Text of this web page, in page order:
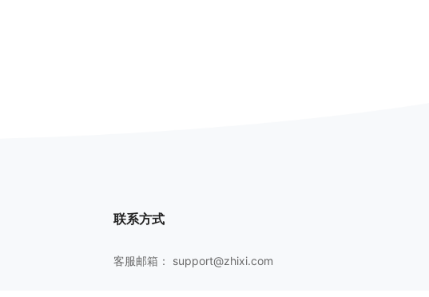
联系方式
客服邮箱： support@zhixi.com